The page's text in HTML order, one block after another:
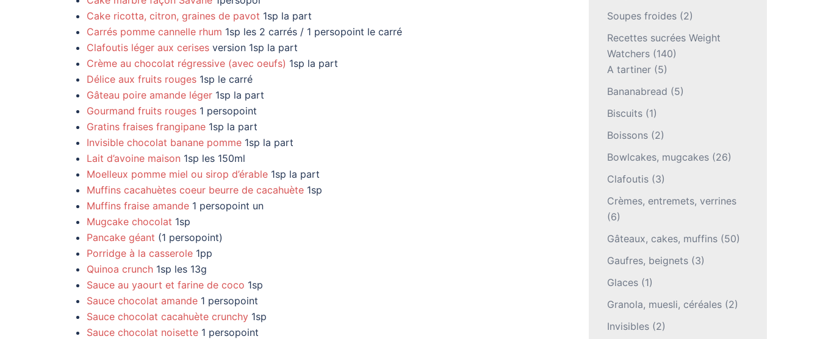
Cake ricotta, citron, graines de pavot 1sp la part
Carrés pomme cannelle rhum 1sp les 2 carrés / 1 persopoint le carré
Clafoutis léger aux cerises version 1sp la part
Crème au chocolat régressive (avec oeufs) 1sp la part
Délice aux fruits rouges 1sp le carré
Gâteau poire amande léger 1sp la part
Gourmand fruits rouges 1 persopoint
Gratins fraises frangipane 1sp la part
Invisible chocolat banane pomme 1sp la part
Lait d’avoine maison 1sp les 150ml
Moelleux pomme miel ou sirop d’érable 1sp la part
Muffins cacahuètes coeur beurre de cacahuète 1sp
Muffins fraise amande 1 persopoint un
Mugcake chocolat 1sp
Pancake géant (1 persopoint)
Porridge à la casserole 1pp
Quinoa crunch 1sp les 13g
Sauce au yaourt et farine de coco 1sp
Sauce chocolat amande 1 persopoint
Sauce chocolat cacahuète crunchy 1sp
Sauce chocolat noisette 1 persopoint
Soupes froides(2)
Recettes sucrées Weight
Watchers(140)
A tartiner(5)
Bananabread (5)
Biscuits(1)
Boissons(2)
Bowlcakes, mugcakes(26)
Clafoutis(3)
Crèmes, entremets, verrines
(6)
Gâteaux, cakes, muffins(50)
Gaufres, beignets(3)
Glaces(1)
Granola, muesli, céréales(2)
Invisibles(2)